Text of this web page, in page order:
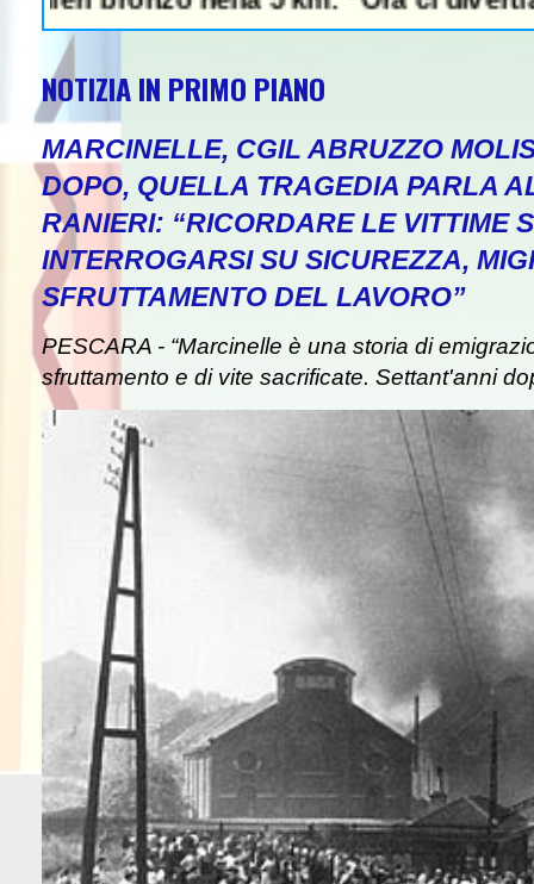
NOTIZIA IN PRIMO PIANO
MARCINELLE, CGIL ABRUZZO
DOPO, QUELLA TRAGEDIA PARLA
RANIERI: “RICORDARE LE VITTIME
INTERROGARSI SU SICUREZZA,
SFRUTTAMENTO DEL LAVORO”
PESCARA - “Marcinelle è una storia di
sfruttamento e di vite sacrificate. Settant'anni